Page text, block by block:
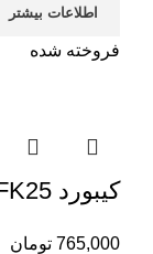
اطلاعات بیشتر
فروخته شده
کیبورد A4Tech FK25
765,000 تومان